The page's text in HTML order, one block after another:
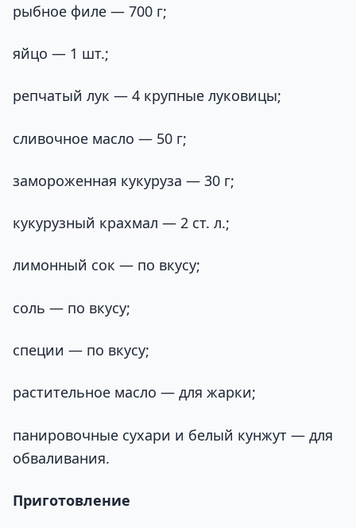
рыбное филе — 700 г;
яйцо — 1 шт.;
репчатый лук — 4 крупные луковицы;
сливочное масло — 50 г;
замороженная кукуруза — 30 г;
кукурузный крахмал — 2 ст. л.;
лимонный сок — по вкусу;
соль — по вкусу;
специи — по вкусу;
растительное масло — для жарки;
панировочные сухари и белый кунжут — для
обваливания.
Приготовление